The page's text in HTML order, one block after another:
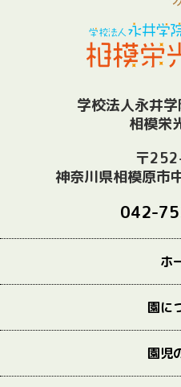
学校法人永井
相模栄
〒
神奈川県相模原
042-
ホ
園に
園児